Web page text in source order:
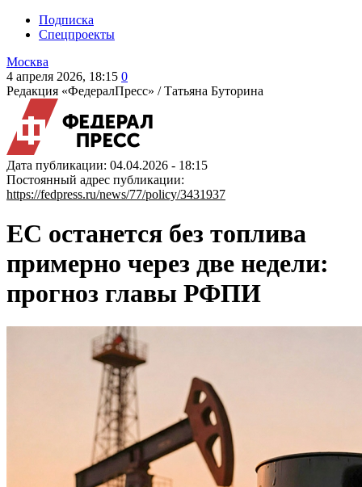
Подписка
Спецпроекты
Москва
4 апреля 2026, 18:15 0
Редакция «ФедералПресс» /Татьяна Буторина
Дата публикации: 04.04.2026 - 18:15
Постоянный адрес публикации:
https://fedpress.ru/news/77/policy/3431937
ЕС останется без топлива
примерно через две недели:
прогноз главы РФПИ